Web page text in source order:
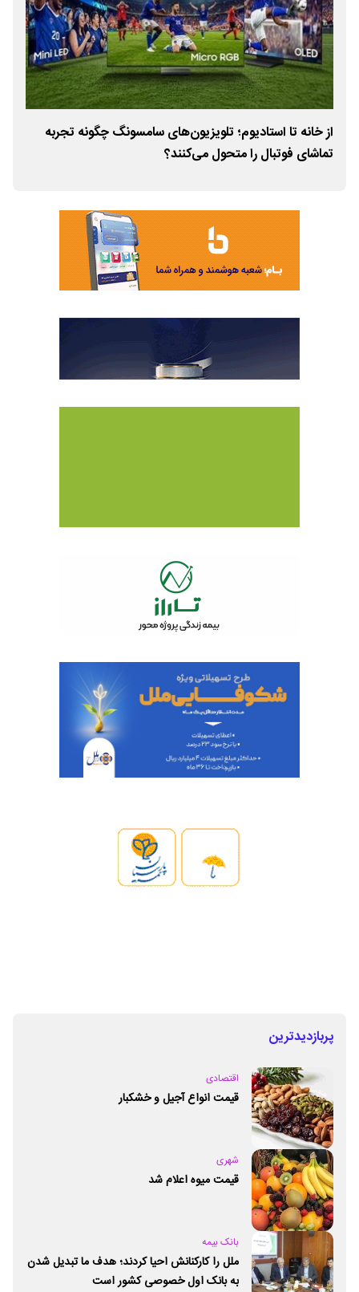
از خانه تا استادیوم؛ تلویزیون‌های سامسونگ چگونه تجربه
تماشای فوتبال را متحول می‌کنند؟
پربازدیدترین
اقتصادی
قیمت انواع آجیل و خشکبار
شهری
قیمت میوه اعلام شد
بانک بیمه
ملل را کارکنانش احیا کردند؛ هدف ما تبدیل شدن
به بانک اول خصوصی کشور است